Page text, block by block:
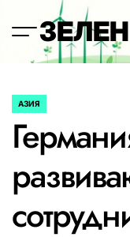
содержимому
ОПУБЛИКОВАНО
АЗИЯ